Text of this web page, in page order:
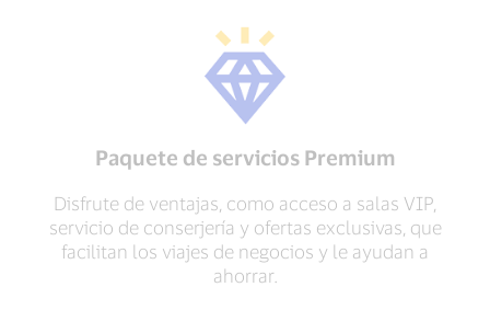
Paquete de servicios Premium
Disfrute de ventajas, como acceso a salas VIP,
servicio de conserjería y ofertas exclusivas, que
facilitan los viajes de negocios y le ayudan a
ahorrar.